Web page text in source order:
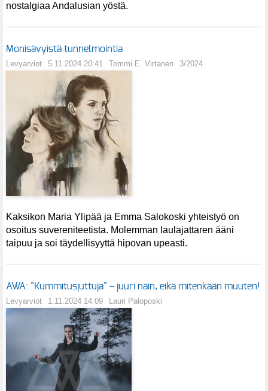
nostalgiaa Andalusian yöstä.
Monisävyistä tunnelmointia
Levyarviot 5.11.2024 20:41 Tommi E. Virtanen 3/2024
Kaksikon Maria Ylipää ja Emma Salokoski yhteistyö on
osoitus suvereniteetista. Molemman laulajattaren ääni
taipuu ja soi täydellisyyttä hipovan upeasti.
AWA: "Kummitusjuttuja" – juuri näin, eikä mitenkään muuten!
Levyarviot 1.11.2024 14:09 Lauri Paloposki